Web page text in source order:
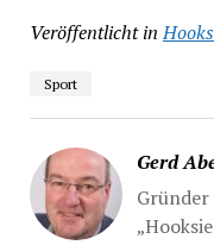
Veröffentlicht in
Sport
Gerd